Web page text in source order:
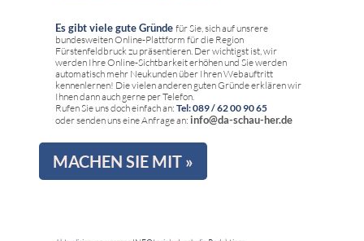
Es gibt viele gute Gründe für Sie, sich auf unsrere
bundesweiten Online-Plattform für die Region
Fürstenfeldbruck zu präsentieren. Der wichtigst ist, wir
werden Ihre Online-Sichtbarkeit erhöhen und Sie werden
automatisch mehr Neukunden über Ihren Webauftritt
kennenlernen! Die vielen anderen guten Gründe erklären wir
Ihnen dann auch gerne per Telefon.
Rufen Sie uns doch einfach an: Tel: 089 / 62 00 90 65
oder senden uns eine Anfrage an: info@da-schau-her.de
MACHEN SIE MIT »